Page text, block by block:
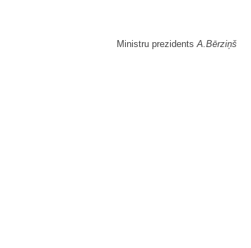
Ministru prezidentsA.Bērziņš